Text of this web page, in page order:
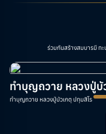
ร่วมกันสร้างสมบารมี ท
ทำบุญถวาย หลวงปู่บั
ทำบุญถวาย หลวงปู่บัวเกตุ ปทุมสิโร